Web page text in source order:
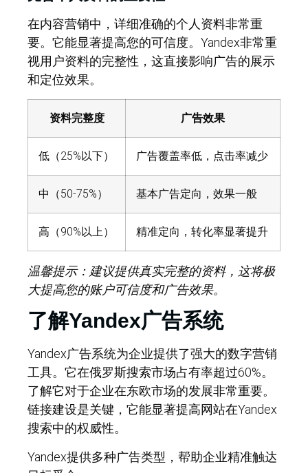
在内容营销中，详细准确的个人资料非常重
要。它能显著提高您的可信度。Yandex非常重
视用户资料的完整性，这直接影响广告的展示
和定位效果。
资料完整度 广告效果
低（25%以下） 广告覆盖率低，点击率减少
中（50-75%） 基本广告定向，效果一般
高（90%以上） 精准定向，转化率显著提升
温馨提示：建议提供真实完整的资料，这将极
大提高您的账户可信度和广告效果。
了解Yandex广告系统
Yandex广告系统为企业提供了强大的数字营销
工具。它在俄罗斯搜索市场占有率超过60%。
了解它对于企业在东欧市场的发展非常重要。
链接建设是关键，它能显著提高网站在Yandex
搜索中的权威性。
Yandex提供多种广告类型，帮助企业精准触达